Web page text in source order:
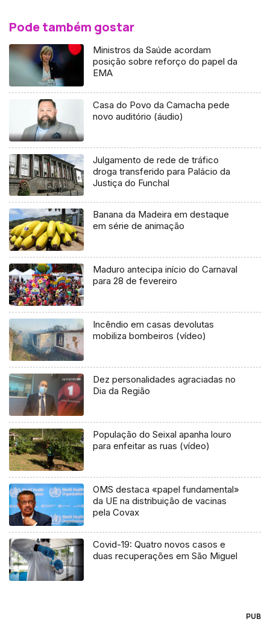
Pode também gostar
Ministros da Saúde acordam
posição sobre reforço do papel da
EMA
Casa do Povo da Camacha pede
novo auditório (áudio)
Julgamento de rede de tráfico
droga transferido para Palácio da
Justiça do Funchal
Banana da Madeira em destaque
em série de animação
Maduro antecipa início do Carnaval
para 28 de fevereiro
Incêndio em casas devolutas
mobiliza bombeiros (vídeo)
Dez personalidades agraciadas no
Dia da Região
População do Seixal apanha louro
para enfeitar as ruas (vídeo)
OMS destaca «papel fundamental»
da UE na distribuição de vacinas
pela Covax
Covid-19: Quatro novos casos e
duas recuperações em São Miguel
PUB